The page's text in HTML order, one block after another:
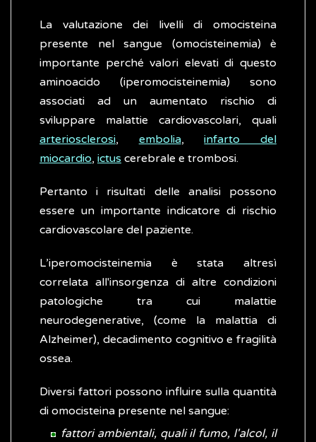
La valutazione dei livelli di omocisteina
presente nel sangue (omocisteinemia) è
importante perché valori elevati di questo
aminoacido (iperomocisteinemia) sono
associati ad un aumentato rischio di
sviluppare malattie cardiovascolari, quali
arteriosclerosi, embolia,infarto del
miocardio, ictus cerebrale e trombosi.
Pertanto i risultati delle analisi possono
essere un importante indicatore di rischio
cardiovascolare del paziente.
L’iperomocisteinemia è stata altresì
correlata all'insorgenza di altre condizioni
patologiche tra cui malattie
neurodegenerative, (come la malattia di
Alzheimer), decadimento cognitivo e fragilità
ossea.
Diversi fattori possono influire sulla quantità
di omocisteina presente nel sangue:
fattori ambientali, quali il fumo, l'alcol, il